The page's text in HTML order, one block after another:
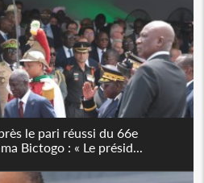
le pari réussi du 66e
Bictogo : « Le présid...